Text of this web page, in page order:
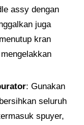
assy dengan
juga
kran
: Gunakan
seluruh
spuyer,